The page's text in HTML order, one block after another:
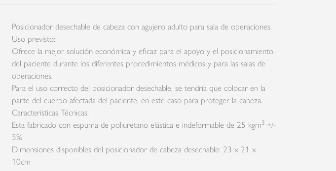
Posicionador desechable de cabeza con agujero adulto para sala de operaciones.
Uso previsto:
Ofrece la mejor solución económica y eficaz para el apoyo y el posicionamiento
del paciente durante los diferentes procedimientos médicos y para las salas de
operaciones.
Para el uso correcto del posicionador desechable, se tendría que colocar en la
parte del cuerpo afectada del paciente, en este caso para proteger la cabeza.
Características Técnicas:
Esta fabricado con espuma de poliuretano elástica e indeformable de 25 kgm3 +/-
5%
Dimensiones disponibles del posicionador de cabeza desechable: 23 x 21 x
10cm